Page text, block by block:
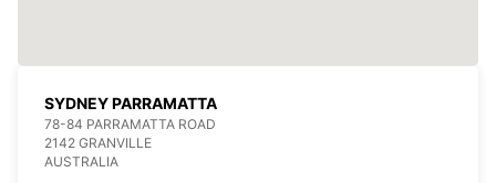
SYDNEY PARRAMATTA
78-84 PARRAMATTA ROAD
2142 GRANVILLE
AUSTRALIA